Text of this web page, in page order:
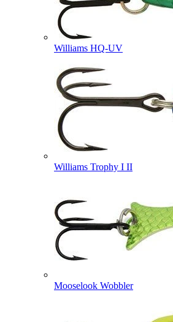
Williams HQ-UV
Williams Trophy I II
Mooselook Wobbler